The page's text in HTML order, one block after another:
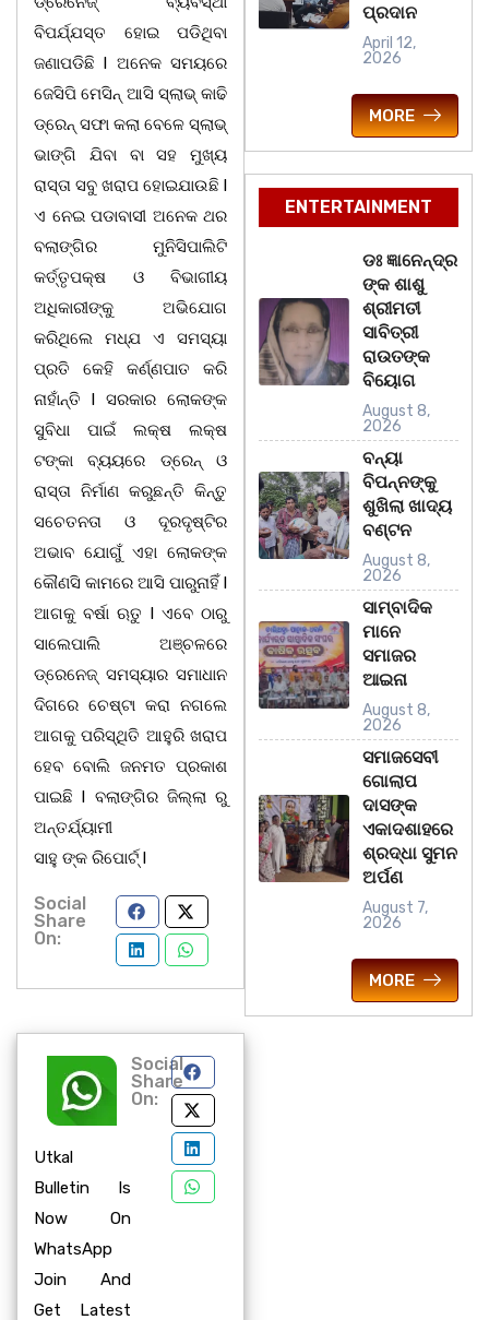
ବିପର୍ଯ୍ଯସ୍ତ ହୋଇ ପଡିଥିବା
ଜଣାପଡିଛି l ଅନେକ ସମୟରେ
ଜେସିପି ମେସିନ୍ ଆସି ସ୍ଲାଭ୍ କାଢି
ଡ୍ରେନ୍ ସଫା କଲା ବେଳେ ସ୍ଲାଭ୍
ଭାଙ୍ଗି ଯିବା ବା ସହ ମୁଖ୍ୟ
ରାସ୍ତା ସବୁ ଖରାପ ହୋଇଯାଉଛି l
ଏ ନେଇ ପଡାବାସୀ ଅନେକ ଥର
ବଲାଙ୍ଗିର ମୁନିସିପାଲିଟି
କର୍ତ୍ତୃପକ୍ଷ ଓ ବିଭାଗୀୟ
ଅଧିକାରୀଙ୍କୁ ଅଭିଯୋଗ
କରିଥିଲେ ମଧ୍ଯ ଏ ସମସ୍ୟା
ପ୍ରତି କେହି କର୍ଣ୍ଣପାତ କରି
ନାହାଁନ୍ତି l ସରକାର ଲୋକଙ୍କ
ସୁବିଧା ପାଇଁ ଲକ୍ଷ ଲକ୍ଷ
ଟଙ୍କା ବ୍ୟୟରେ ଡ୍ରେନ୍ ଓ
ରାସ୍ତା ନିର୍ମାଣ କରୁଛନ୍ତି କିନ୍ତୁ
ସଚେତନତା ଓ ଦୂରଦୃଷ୍ଟିର
ଅଭାବ ଯୋଗୁଁ ଏହା ଲୋକଙ୍କ
କୌଣସି କାମରେ ଆସି ପାରୁନାହିଁ l
ଆଗକୁ ବର୍ଷା ଋତୁ l ଏବେ ଠାରୁ
ସାଲେପାଲି ଅଞ୍ଚଳରେ
ଡ୍ରେନେଜ୍ ସମସ୍ୟାର ସମାଧାନ
ଦିଗରେ ଚେଷ୍ଟା କରା ନଗଲେ
ଆଗକୁ ପରିସ୍ଥିତି ଆହୁରି ଖରାପ
ହେବ ବୋଲି ଜନମତ ପ୍ରକାଶ
ପାଇଛି l ବଲାଙ୍ଗିର ଜିଲ୍ଲା ରୁ
ଅନ୍ତର୍ଯ୍ୟାମୀ
ସାହୁ ଙ୍କ ରିପୋର୍ଟ୍ l
Social
Share
On:
Utkal
Bulletin Is
Now On
WhatsApp
Join And
Get Latest
Social
Share
On:
ପ୍ରଦାନ
April 12,
2026
MORE
ENTERTAINMENT
ଡଃ ଜ୍ଞାନେନ୍ଦ୍ର
ଙ୍କ ଶାଶୁ
ଶ୍ରୀମତୀ
ସାବିତ୍ରୀ
ରାଉତଙ୍କ
ବିୟୋଗ
August 8,
2026
ବନ୍ୟା
ବିପନ୍ନଙ୍କୁ
ଶୁଖିଲା ଖାଦ୍ୟ
ବଣ୍ଟନ
August 8,
2026
ସାମ୍ବାଦିକ
ମାନେ
ସମାଜର
ଆଇନା
August 8,
2026
ସମାଜସେବୀ
ଗୋଲାପ
ଦାସଙ୍କ
ଏକାଦଶାହରେ
ଶ୍ରଦ୍ଧା ସୁମନ
ଅର୍ପଣ
August 7,
2026
MORE